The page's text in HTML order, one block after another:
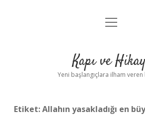
Anasayfa
Yasal Uyarı
menüyü
Kapı ve
Yeni başlangıçlara ilham
Etiket:Allahın yasakladığı en